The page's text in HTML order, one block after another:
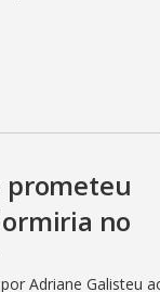
prometeu
no
Adriane Galisteu